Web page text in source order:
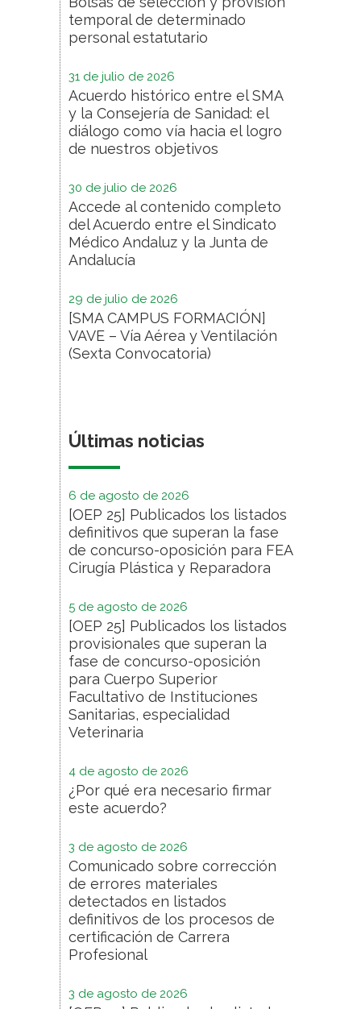
temporal de determinado
personal estatutario
31 de julio de 2026
Acuerdo histórico entre el SMA
y la Consejería de Sanidad: el
diálogo como vía hacia el logro
de nuestros objetivos
30 de julio de 2026
Accede al contenido completo
del Acuerdo entre el Sindicato
Médico Andaluz y la Junta de
Andalucía
29 de julio de 2026
[SMA CAMPUS FORMACIÓN]
VAVE – Vía Aérea y Ventilación
(Sexta Convocatoria)
Últimas noticias
6 de agosto de 2026
[OEP 25] Publicados los listados
definitivos que superan la fase
de concurso-oposición para FEA
Cirugía Plástica y Reparadora
5 de agosto de 2026
[OEP 25] Publicados los listados
provisionales que superan la
fase de concurso-oposición
para Cuerpo Superior
Facultativo de Instituciones
Sanitarias, especialidad
Veterinaria
4 de agosto de 2026
¿Por qué era necesario firmar
este acuerdo?
3 de agosto de 2026
Comunicado sobre corrección
de errores materiales
detectados en listados
definitivos de los procesos de
certificación de Carrera
Profesional
3 de agosto de 2026